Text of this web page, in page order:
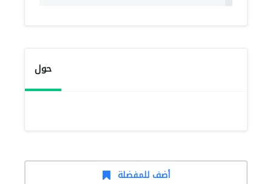
حول
أضف للمفضلة